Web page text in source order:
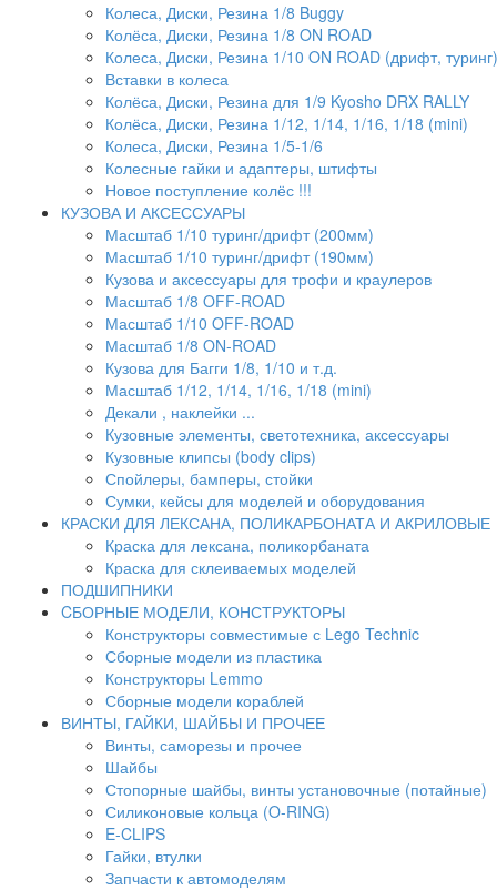
Колеса, Диски, Резина 1/8 Buggy
Колёса, Диски, Резина 1/8 ON ROAD
Колеса, Диски, Резина 1/10 ON ROAD (дрифт, туринг)
Вставки в колеса
Колёса, Диски, Резина для 1/9 Kyosho DRX RALLY
Колёса, Диски, Резина 1/12, 1/14, 1/16, 1/18 (mini)
Колеса, Диски, Резина 1/5-1/6
Колесные гайки и адаптеры, штифты
Новое поступление колёс !!!
КУЗОВА И АКСЕССУАРЫ
Масштаб 1/10 туринг/дрифт (200мм)
Масштаб 1/10 туринг/дрифт (190мм)
Кузова и аксессуары для трофи и краулеров
Масштаб 1/8 OFF-ROAD
Масштаб 1/10 OFF-ROAD
Масштаб 1/8 ON-ROAD
Кузова для Багги 1/8, 1/10 и т.д.
Масштаб 1/12, 1/14, 1/16, 1/18 (mini)
Декали , наклейки ...
Кузовные элементы, светотехника, аксессуары
Кузовные клипсы (body clips)
Спойлеры, бамперы, стойки
Сумки, кейсы для моделей и оборудования
КРАСКИ ДЛЯ ЛЕКСАНА, ПОЛИКАРБОНАТА И АКРИЛОВЫЕ
Краска для лексана, поликорбаната
Краска для склеиваемых моделей
ПОДШИПНИКИ
CБОРНЫЕ МОДЕЛИ, КОНСТРУКТОРЫ
Конструкторы совместимые с Lego Technic
Сборные модели из пластика
Конструкторы Lemmo
Сборные модели кораблей
ВИНТЫ, ГАЙКИ, ШАЙБЫ И ПРОЧЕЕ
Винты, саморезы и прочее
Шайбы
Стопорные шайбы, винты установочные (потайные)
Силиконовые кольца (O-RING)
E-CLIPS
Гайки, втулки
Запчасти к автомоделям